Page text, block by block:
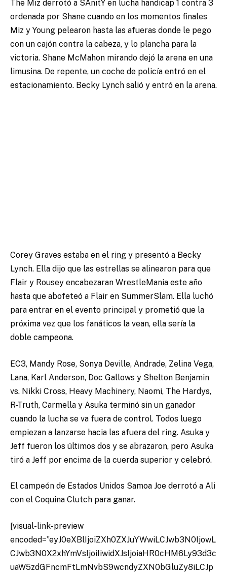
The Miz derrotó a SAnitY en lucha handicap 1 contra 3
ordenada por Shane cuando en los momentos finales
Miz y Young pelearon hasta las afueras donde le pego
con un cajón contra la cabeza, y lo plancha para la
victoria. Shane McMahon mirando dejó la arena en una
limusina. De repente, un coche de policía entró en el
estacionamiento. Becky Lynch salió y entró en la arena.
Corey Graves estaba en el ring y presentó a Becky
Lynch. Ella dijo que las estrellas se alinearon para que
Flair y Rousey encabezaran WrestleMania este año
hasta que abofeteó a Flair en SummerSlam. Ella luchó
para entrar en el evento principal y prometió que la
próxima vez que los fanáticos la vean, ella sería la
doble campeona.
EC3, Mandy Rose, Sonya Deville, Andrade, Zelina Vega,
Lana, Karl Anderson, Doc Gallows y Shelton Benjamin
vs. Nikki Cross, Heavy Machinery, Naomi, The Hardys,
R-Truth, Carmella y Asuka terminó sin un ganador
cuando la lucha se va fuera de control. Todos luego
empiezan a lanzarse hacia las afuera del ring. Asuka y
Jeff fueron los últimos dos y se abrazaron, pero Asuka
tiró a Jeff por encima de la cuerda superior y celebró.
El campeón de Estados Unidos Samoa Joe derrotó a Ali
con el Coquina Clutch para ganar.
[visual-link-preview
encoded=”eyJ0eXBlIjoiZXh0ZXJuYWwiLCJwb3N0IjowL
CJwb3N0X2xhYmVsIjoiIiwidXJsIjoiaHR0cHM6Ly93d3c
uaW5zdGFncmFtLmNvbS9wcndyZXN0bGluZy8iLCJp